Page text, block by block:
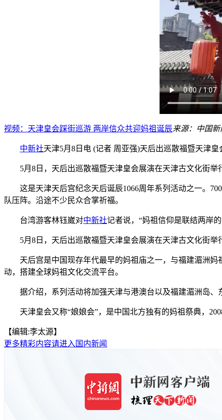
视频：天津皇会踩街巡游 两岸信众共迎妈祖诞辰来源：中国新
中新社天津5月8日电 (记者 周亚强)天后出巡散福暨天津
5月8日，天后出巡散福暨天津皇会展演在天津古文化街
这是天津天后宫纪念天后诞辰1066周年系列活动之一。700
队压阵。沿途不少民众合掌祈福。
台湾游客林钰崴对中新社记者说，“妈祖信仰是联结两岸
5月8日，天后出巡散福暨天津皇会展演在天津古文化街
天后宫是中国现存年代最早的妈祖庙之一，与福建湄洲妈
动，搭建全球妈祖文化交流平台。
据介绍，系列活动将加强天津与港澳台以及福建湄洲岛、
天津皇会又称“娘娘会”，是中国北方独有的妈祖祭典，
【编辑:李太源】
更多精彩内容请进入国内新闻